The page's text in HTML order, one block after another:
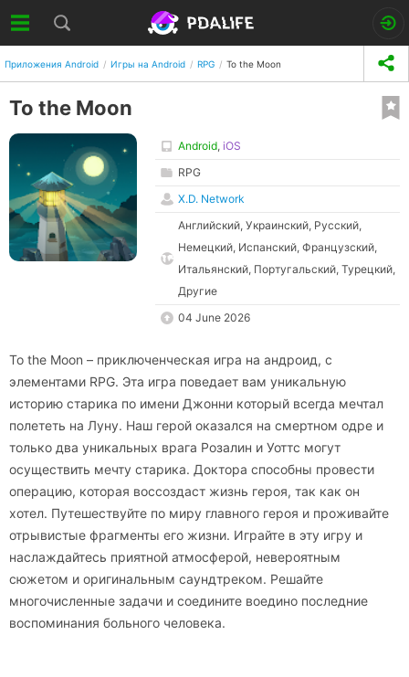
Приложения Android Игры на Android RPG To the Moon
To the Moon
Android, iOS
RPG
X.D. Network
Английский, Украинский, Русский,
Немецкий, Испанский, Французский,
Итальянский, Португальский, Турецкий,
Другие
04 June 2026
To the Moon – приключенческая игра на андроид, с
элементами RPG. Эта игра поведает вам уникальную
историю старика по имени Джонни который всегда мечтал
полететь на Луну. Наш герой оказался на смертном одре и
только два уникальных врага Розалин и Уоттс могут
осуществить мечту старика. Доктора способны провести
операцию, которая воссоздаст жизнь героя, так как он
хотел. Путешествуйте по миру главного героя и проживайте
отрывистые фрагменты его жизни. Играйте в эту игру и
наслаждайтесь приятной атмосферой, невероятным
сюжетом и оригинальным саундтреком. Решайте
многочисленные задачи и соедините воедино последние
воспоминания больного человека.